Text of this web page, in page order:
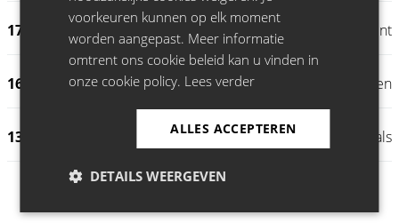
17.03.26 De Vooruit, Ghent
16.03.26 Het Depot, Leuven
13.03.26 Cultuurcentrum 't Schaliken, Herentals
voorkeuren kunnen op elk moment
worden aangepast. Meer informatie
omtrent ons cookie beleid kan u vinden in
onze cookie policy. Lees verder
ALLES ACCEPTEREN
DETAILS WEERGEVEN